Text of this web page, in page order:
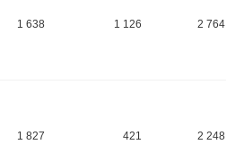
1 638 1 126 2 764
1 827 421 2 248